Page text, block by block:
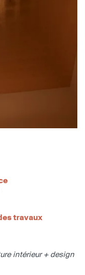
travaux
intérieur + design